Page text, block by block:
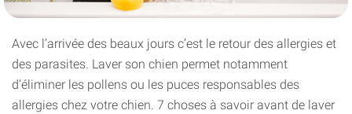
Avec l’arrivée des beaux jours c’est le retour des allergies et
des parasites. Laver son chien permet notamment
d’éliminer les pollens ou les puces responsables des
allergies chez votre chien. 7 choses à savoir avant de laver